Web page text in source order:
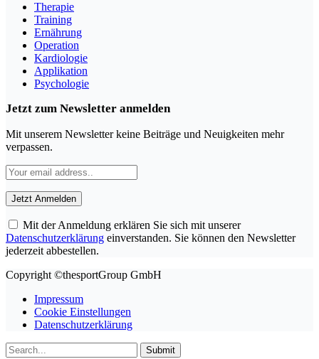
Therapie
Training
Ernährung
Operation
Kardiologie
Applikation
Psychologie
Jetzt zum Newsletter anmelden
Mit unserem Newsletter keine Beiträge und Neuigkeiten mehr
verpassen.
Mit der Anmeldung erklären Sie sich mit unserer
Datenschutzerklärung einverstanden. Sie können den Newsletter
jederzeit abbestellen.
Copyright ©thesportGroup GmbH
Impressum
Cookie Einstellungen
Datenschutzerklärung
Submit